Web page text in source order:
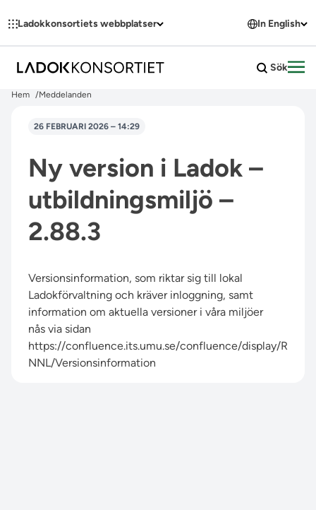
Ladokkonsortiets webbplatser In English
Sök
Hem Meddelanden
26 FEBRUARI 2026 – 14:29
Ny version i Ladok –
utbildningsmiljö –
2.88.3
Versionsinformation, som riktar sig till lokal
Ladokförvaltning och kräver inloggning, samt
information om aktuella versioner i våra miljöer
nås via sidan
https://confluence.its.umu.se/confluence/display/R
NNL/Versionsinformation